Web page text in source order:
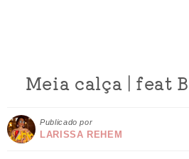
Meia calça | feat
Publicado por
LARISSA REHEM